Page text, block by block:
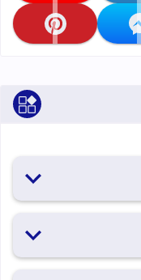
تابعنا على messenger تابعنا على pinterest